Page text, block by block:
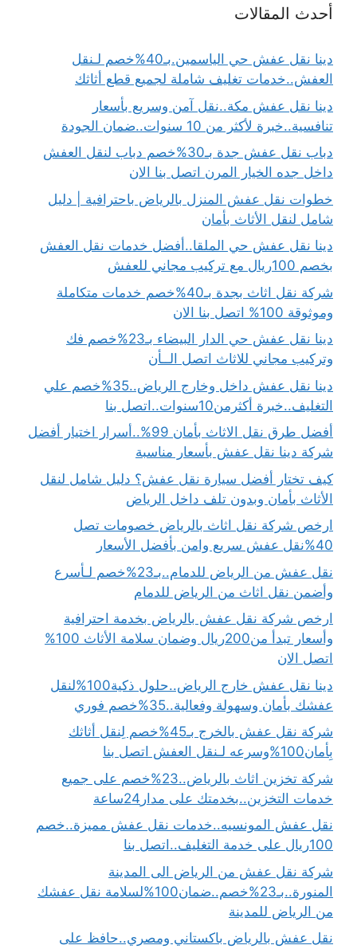
أحدث المقالات
دينا نقل عفش حي الياسمين.بـ40%خصم لـنقل
العفش..خدمات تغليف شاملة لجميع قطع أثاثك
دينا نقل عفش مكة..نقل آمن وسريع بأسعار
تنافسية..خبرة لأكثر من 10 سنوات..ضمان الجودة
دباب نقل عفش جدة بـ30%خصم دباب لنقل العفش
داخل جده الخيار المرن اتصل بنا الان
خطوات نقل عفش المنزل بالرياض باحترافية | دليل
شامل لنقل الأثاث بأمان
دينا نقل عفش حي الملقا..أفضل خدمات نقل العفش
بخصم 100ريال مع تركيب مجاني للعفش
شركة نقل اثاث بجدة بـ40%خصم خدمات متكاملة
وموثوقة 100% اتصل بنا الان
دينا نقل عفش حي الدار البيضاء بـ23%خصم فك
وتركيب مجاني للاثاث اتصل الــأن
دينا نقل عفش داخل وخارج الرياض..35%خصم علي
التغليف..خبرة أكثرمن10سنوات..اتصل بنا
أفضل طرق نقل الاثاث بأمان 99%..أسرار اختيار أفضل
شركة دينا نقل عفش بأسعار مناسبة
كيف تختار أفضل سيارة نقل عفش؟ دليل شامل لنقل
الأثاث بأمان وبدون تلف داخل الرياض
ارخص شركة نقل اثاث بالرياض خصومات تصل
40%نقل عفش سريع وامن بأفضل الأسعار
نقل عفش من الرياض للدمام..بـ23%خصم لـأسرع
وأضمن نقل اثاث من الرياض للدمام
ارخص شركة نقل عفش بالرياض بخدمة احترافية
وأسعار تبدأ من200ريال وضمان سلامة الأثاث 100%
اتصل الان
دينا نقل عفش خارج الرياض..حلول ذكية100%لنقل
عفشك بأمان وسهولة وفعالية..35%خصم فوري
شركة نقل عفش بالخرج بـ45%خصم لِنقل أثاثك
بِأمان100%وسرعه لـنقل العفش اتصل بنا
شركة تخزين اثاث بالرياض..23%خصم على جميع
خدمات التخزين..بخدمتك على مدار24ساعة
نقل عفش المونسيه..خدمات نقل عفش مميزة..خصم
100ريال على خدمة التغليف..اتصل بنا
شركة نقل عفش من الرياض الى المدينة
المنورة..بـ23%خصم..ضمان100%لسلامة نقل عفشك
من الرياض للمدينة
نقل عفش بالرياض باكستاني ومصري..حافظ على